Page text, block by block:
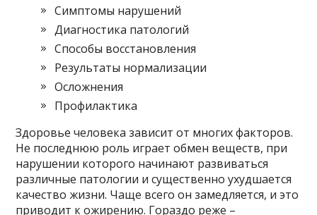
Симптомы нарушений
Диагностика патологий
Способы восстановления
Результаты нормализации
Осложнения
Профилактика
Здоровье человека зависит от многих факторов.
Не последнюю роль играет обмен веществ, при
нарушении которого начинают развиваться
различные патологии и существенно ухудшается
качество жизни. Чаще всего он замедляется, и это
приводит к ожирению. Гораздо реже –